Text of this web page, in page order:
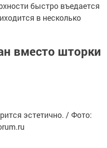
быстро въедается
в несколько
вместо шторки